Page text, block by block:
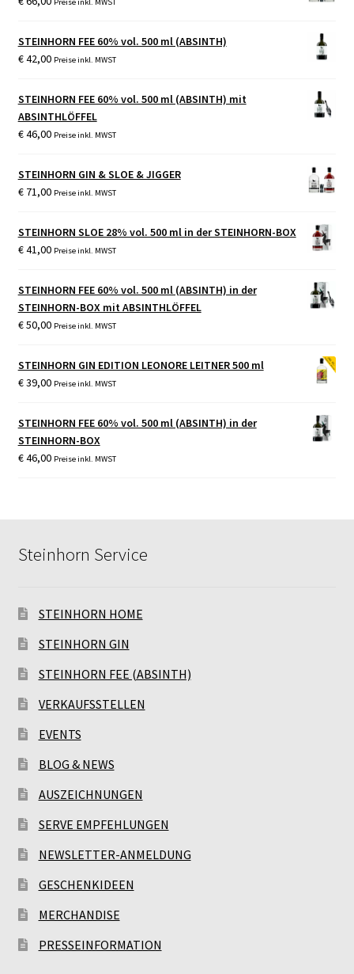
Preise inkl. MWST
STEINHORN FEE 60% vol. 500 ml (ABSINTH)
€42,00 Preise inkl. MWST
STEINHORN FEE 60% vol. 500 ml (ABSINTH) mit
ABSINTHLÖFFEL
€46,00 Preise inkl. MWST
STEINHORN GIN & SLOE & JIGGER
€71,00 Preise inkl. MWST
STEINHORN SLOE 28% vol. 500 ml in der STEINHORN-BOX
€41,00 Preise inkl. MWST
STEINHORN FEE 60% vol. 500 ml (ABSINTH) in der
STEINHORN-BOX mit ABSINTHLÖFFEL
€50,00 Preise inkl. MWST
STEINHORN GIN EDITION LEONORE LEITNER 500 ml
€39,00 Preise inkl. MWST
STEINHORN FEE 60% vol. 500 ml (ABSINTH) in der
STEINHORN-BOX
€46,00 Preise inkl. MWST
Steinhorn Service
STEINHORN HOME
STEINHORN GIN
STEINHORN FEE (ABSINTH)
VERKAUFSSTELLEN
EVENTS
BLOG & NEWS
AUSZEICHNUNGEN
SERVE EMPFEHLUNGEN
NEWSLETTER-ANMELDUNG
GESCHENKIDEEN
MERCHANDISE
PRESSEINFORMATION